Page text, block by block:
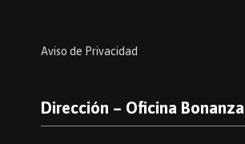
Aviso de Privacidad
Dirección – Oficina Bonanza